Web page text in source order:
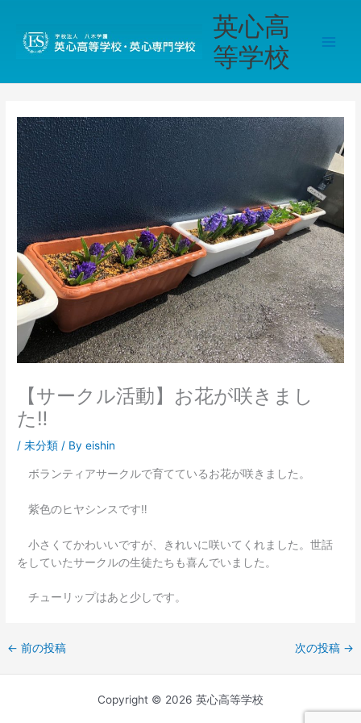
英心高
等学校
【サークル活動】お花が咲きまし
た‼
/未分類 / Byeishin
ボランティアサークルで育てているお花が咲きました。
紫色のヒヤシンスです‼
小さくてかわいいですが、きれいに咲いてくれました。世話
をしていたサークルの生徒たちも喜んでいました。
チューリップはあと少しです。
← 前の投稿 次の投稿 →
Copyright © 2026 英心高等学校